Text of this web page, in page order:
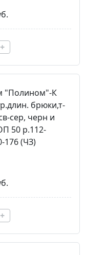
+
"Полином"-К
брюки,т-
сер, черн и
50 р.112-
176 (ЧЗ)
+